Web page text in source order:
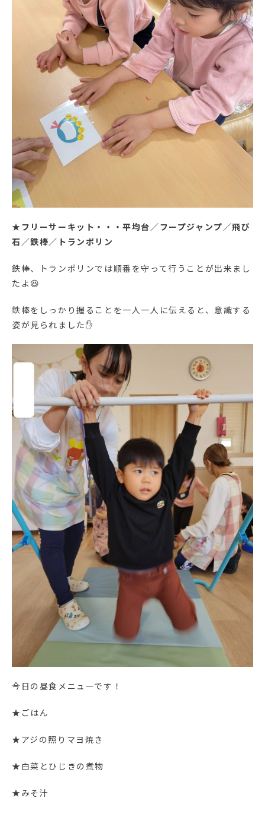
★ フリーサーキット・・・平均台／フープジャンプ／飛び
石／鉄棒／トランポリン
鉄棒、トランポリンでは順番を守って行うことが出来まし
たよ😆
鉄棒をしっかり握ることを一人一人に伝えると、意識する
姿が見られました✋
今日の昼食メニューです！
★ごはん
★アジの照りマヨ焼き
★白菜とひじきの煮物
★みそ汁